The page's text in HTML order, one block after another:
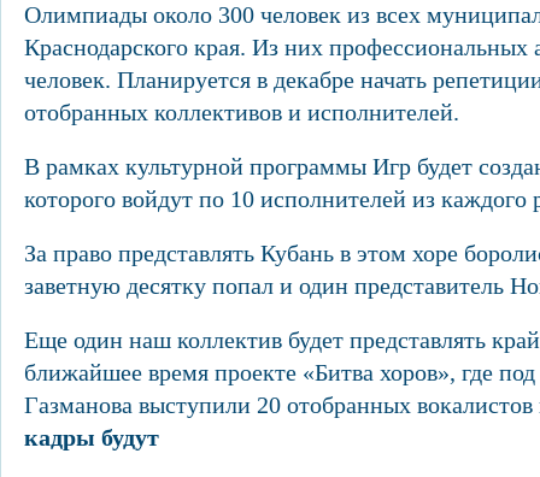
Олимпиады около 300 человек из всех
Краснодарского края. Из них профессиональных
человек. Планируется в декабре начать
отобранных коллективов и исполнителей.
В рамках культурной программы Игр будет
которого войдут по 10 исполнителей из каждого
За право представлять Кубань в этом хоре
заветную десятку попал и один представитель
Еще один наш коллектив будет представлять
ближайшее время проекте «Битва хоров», где
Газманова выступили 20 отобранных
кадры будут